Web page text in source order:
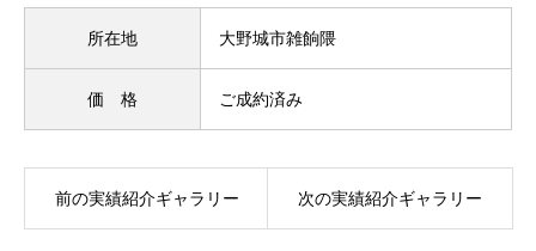
所在地 大野城市雑餉隈
価 格 ご成約済み
前の実績紹介ギャラリー 次の実績紹介ギャラリー